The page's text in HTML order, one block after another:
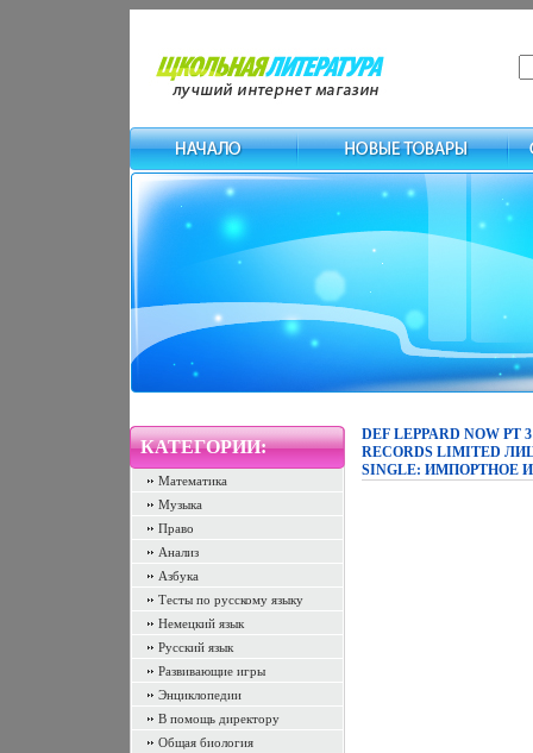
КАТЕГОРИИ:
Математика
Музыка
Право
Анализ
Азбука
Тесты по русскому языку
Немецкий язык
Русский язык
Развивающие игры
Энциклопедии
В помощь директору
Общая биология
DEF LEPPARD NOW
RECORDS LIMITED
SINGLE: ИМПОРТНОЕ